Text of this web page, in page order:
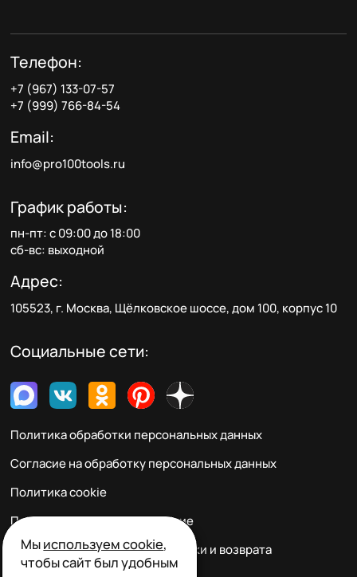
Телефон:
+7 (967) 133-07-57
+7 (999) 766-84-54
Email:
info@pro100tools.ru
График работы:
пн-пт: с 09:00 до 18:00
сб-вс: выходной
Адрес:
105523, г. Москва, Щёлковское шоссе, дом 100, корпус 10
Социальные сети:
Политика обработки персональных данных
Согласие на обработку персональных данных
Политика cookie
Пользовательское соглашение
Правила заказа, оплаты, доставки и возврата
Мыиспользуем cookie,
чтобы сайт был удобным